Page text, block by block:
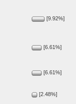
[9.92%]
[6.61%]
[6.61%]
[2.48%]